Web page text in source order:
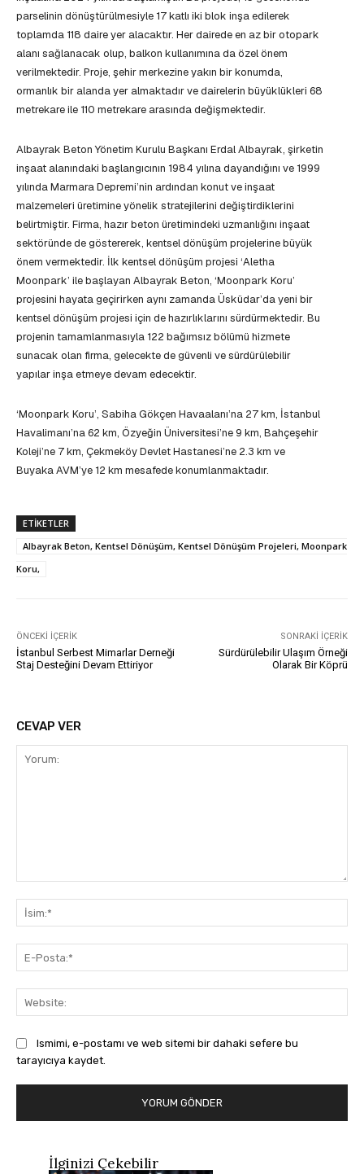
parselinin dönüştürülmesiyle 17 katlı iki blok inşa edilerek
toplamda 118 daire yer alacaktır. Her dairede en az bir otopark
alanı sağlanacak olup, balkon kullanımına da özel önem
verilmektedir. Proje, şehir merkezine yakın bir konumda,
ormanlık bir alanda yer almaktadır ve dairelerin büyüklükleri 68
metrekare ile 110 metrekare arasında değişmektedir.
Albayrak Beton Yönetim Kurulu Başkanı Erdal Albayrak, şirketin
inşaat alanındaki başlangıcının 1984 yılına dayandığını ve 1999
yılında Marmara Depremi’nin ardından konut ve inşaat
malzemeleri üretimine yönelik stratejilerini değiştirdiklerini
belirtmiştir. Firma, hazır beton üretimindeki uzmanlığını inşaat
sektöründe de göstererek, kentsel dönüşüm projelerine büyük
önem vermektedir. İlk kentsel dönüşüm projesi ‘Aletha
Moonpark’ ile başlayan Albayrak Beton, ‘Moonpark Koru’
projesini hayata geçirirken aynı zamanda Üsküdar’da yeni bir
kentsel dönüşüm projesi için de hazırlıklarını sürdürmektedir. Bu
projenin tamamlanmasıyla 122 bağımsız bölümü hizmete
sunacak olan firma, gelecekte de güvenli ve sürdürülebilir
yapılar inşa etmeye devam edecektir.
‘Moonpark Koru’, Sabiha Gökçen Havaalanı’na 27 km, İstanbul
Havalimanı’na 62 km, Özyeğin Üniversitesi’ne 9 km, Bahçeşehir
Koleji’ne 7 km, Çekmeköy Devlet Hastanesi’ne 2.3 km ve
Buyaka AVM’ye 12 km mesafede konumlanmaktadır.
ETIKETLER
Albayrak Beton, Kentsel Dönüşüm, Kentsel Dönüşüm Projeleri, Moonpark
Koru,
ÖNCEKI İÇERIK
İstanbul Serbest Mimarlar Derneği
Staj Desteğini Devam Ettiriyor
SONRAKI İÇERIK
Sürdürülebilir Ulaşım Örneği
Olarak Bir Köprü
CEVAP VER
Ismimi, e-postamı ve web sitemi bir dahaki sefere bu
tarayıcıya kaydet.
İlginizi Çekebilir